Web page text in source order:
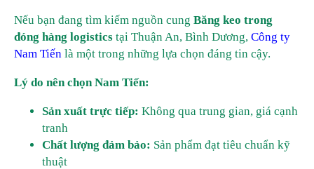
Nếu bạn đang tìm kiếm nguồn cung Băng keo trong
đóng hàng logistics tại Thuận An, Bình Dương, Công ty
Nam Tiến là một trong những lựa chọn đáng tin cậy.
Lý do nên chọn Nam Tiến:
Sản xuất trực tiếp: Không qua trung gian, giá cạnh
tranh
Chất lượng đảm bảo: Sản phẩm đạt tiêu chuẩn kỹ
thuật